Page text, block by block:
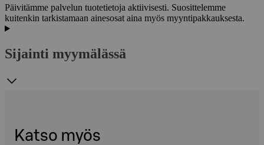
Päivitämme palvelun tuotetietoja aktiivisesti. Suosittelemme
kuitenkin tarkistamaan ainesosat aina myös myyntipakkauksesta.
Sijainti myymälässä
Katso myös